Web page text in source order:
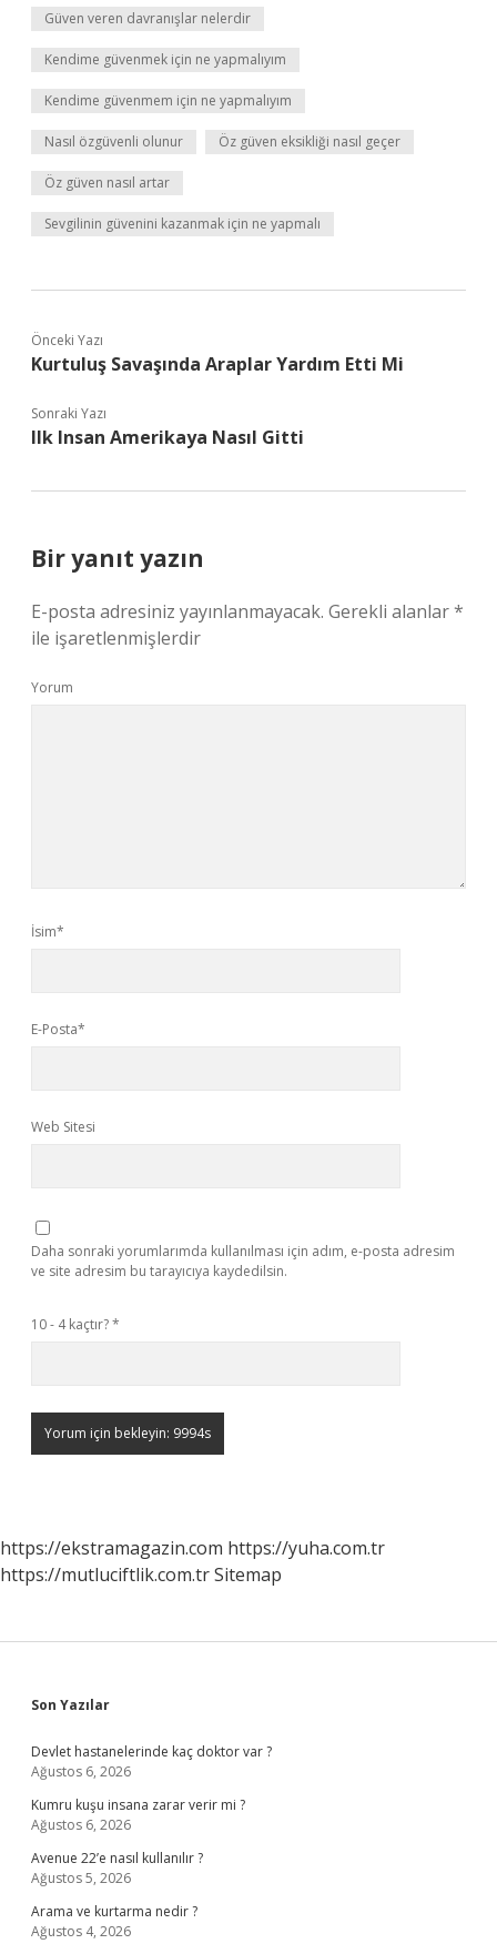
Güven veren davranışlar nelerdir
Kendime güvenmek için ne yapmalıyım
Kendime güvenmem için ne yapmalıyım
Nasıl özgüvenli olunur Öz güven eksikliği nasıl geçer
Öz güven nasıl artar
Sevgilinin güvenini kazanmak için ne yapmalı
Önceki Yazı
Kurtuluş Savaşında Araplar Yardım Etti Mi
Sonraki Yazı
Ilk Insan Amerikaya Nasıl Gitti
Bir yanıt yazın
E-posta adresiniz yayınlanmayacak. Gerekli alanlar*
ile işaretlenmişlerdir
Yorum
İsim*
E-Posta*
Web Sitesi
Daha sonraki yorumlarımda kullanılması için adım, e-posta adresim
ve site adresim bu tarayıcıya kaydedilsin.
10 - 4 kaçtır?*
https://ekstramagazin.com https://yuha.com.tr
https://mutluciftlik.com.trSitemap
Sidebar
Son Yazılar
Devlet hastanelerinde kaç doktor var ?
Ağustos 6, 2026
Kumru kuşu insana zarar verir mi ?
Ağustos 6, 2026
Avenue 22’e nasıl kullanılır ?
Ağustos 5, 2026
Arama ve kurtarma nedir ?
Ağustos 4, 2026